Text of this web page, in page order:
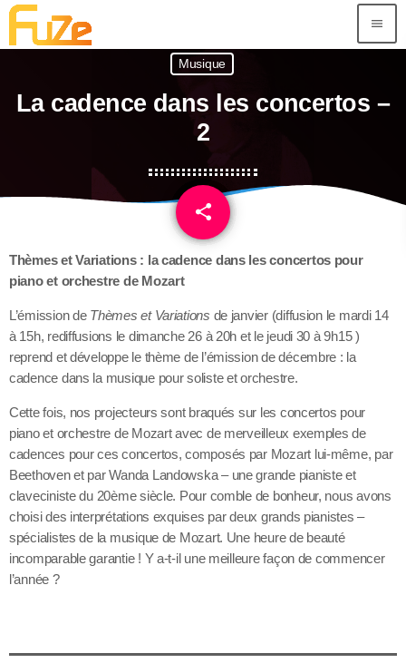
menu
Musique
La cadence dans les concertos –
2
share
email
Thèmes et Variations : la cadence dans les concertos pour
piano et orchestre de Mozart
L’émission de Thèmes et Variations de janvier (diffusion le mardi 14
à 15h, rediffusions le dimanche 26 à 20h et le jeudi 30 à 9h15 )
reprend et développe le thème de l’émission de décembre : la
cadence dans la musique pour soliste et orchestre.
Cette fois, nos projecteurs sont braqués sur les concertos pour
piano et orchestre de Mozart avec de merveilleux exemples de
cadences pour ces concertos, composés par Mozart lui-même, par
Beethoven et par Wanda Landowska – une grande pianiste et
claveciniste du 20ème siècle. Pour comble de bonheur, nous avons
choisi des interprétations exquises par deux grands pianistes –
spécialistes de la musique de Mozart. Une heure de beauté
incomparable garantie ! Y a-t-il une meilleure façon de commencer
l’année ?